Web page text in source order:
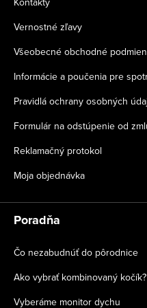
Vernostné zľavy
Všeobecné obchodné
Informácie a poučenia pre
Pravidlá ochrany osobných
Formulár na odstúpenie od
Reklamačný protokol
Moja objednávka
Poradňa
Čo nezabudnúť do pôrodnice
Ako vybrať kombinovaný kočík?
Vyberáme monitor dychu